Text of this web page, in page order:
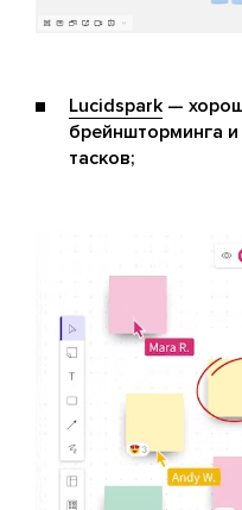
Lucidspark —
брейншторминга
тасков;